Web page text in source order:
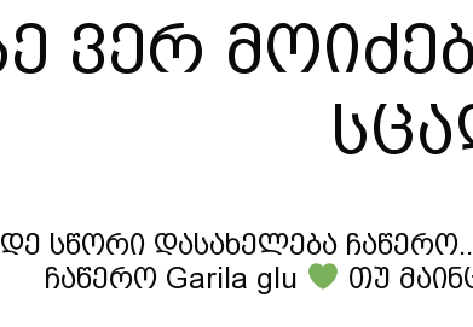
ვერ
სწორი დასახელება
ჩაწერო Garila glu
თუ